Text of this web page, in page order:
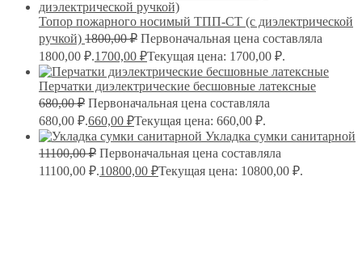
Топор пожарного носимый ТПП-СТ (с диэлектрической
ручкой) 1800,00₽ Первоначальная цена составляла
1800,00 ₽.1700,00 ₽Текущая цена: 1700,00 ₽.
Перчатки диэлектрические бесшовные латексные
680,00₽ Первоначальная цена составляла
680,00 ₽.660,00 ₽Текущая цена: 660,00 ₽.
Укладка сумки санитарной
11100,00₽ Первоначальная цена составляла
11100,00 ₽.10800,00 ₽Текущая цена: 10800,00 ₽.